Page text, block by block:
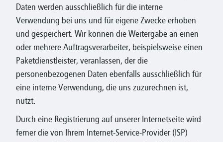
Daten werden ausschließlich für die interne
Verwendung bei uns und für eigene Zwecke erhoben
und gespeichert. Wir können die Weitergabe an einen
oder mehrere Auftragsverarbeiter, beispielsweise einen
Paketdienstleister, veranlassen, der die
personenbezogenen Daten ebenfalls ausschließlich für
eine interne Verwendung, die uns zuzurechnen ist,
nutzt.
Durch eine Registrierung auf unserer Internetseite wird
ferner die von Ihrem Internet-Service-Provider (ISP)